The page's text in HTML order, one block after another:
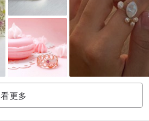
17.3 54.4
17.7
18.1
18.5
看更多